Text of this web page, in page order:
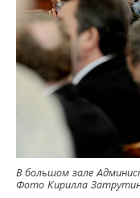
В большом зале
Фото Кирилла